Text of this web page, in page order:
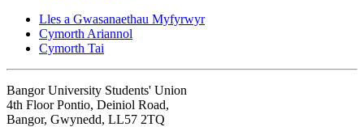
Lles a Gwasanaethau Myfyrwyr
Cymorth Ariannol
Cymorth Tai
Bangor University Students' Union
4th Floor Pontio, Deiniol Road,
Bangor, Gwynedd, LL57 2TQ